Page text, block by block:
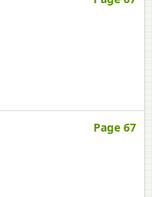
Page 67